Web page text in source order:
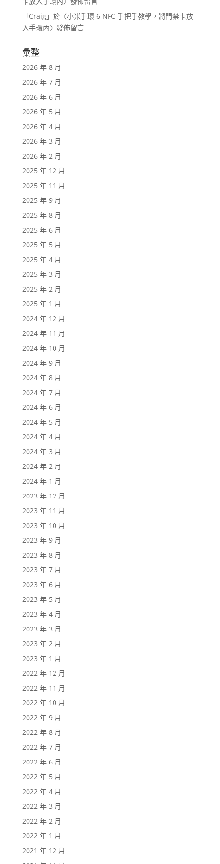
「Craig」於〈小米手環 6 NFC 手把手教學，將門禁卡放
入手環內〉發佈留言
彙整
2026 年 8 月
2026 年 7 月
2026 年 6 月
2026 年 5 月
2026 年 4 月
2026 年 3 月
2026 年 2 月
2025 年 12 月
2025 年 11 月
2025 年 9 月
2025 年 8 月
2025 年 6 月
2025 年 5 月
2025 年 4 月
2025 年 3 月
2025 年 2 月
2025 年 1 月
2024 年 12 月
2024 年 11 月
2024 年 10 月
2024 年 9 月
2024 年 8 月
2024 年 7 月
2024 年 6 月
2024 年 5 月
2024 年 4 月
2024 年 3 月
2024 年 2 月
2024 年 1 月
2023 年 12 月
2023 年 11 月
2023 年 10 月
2023 年 9 月
2023 年 8 月
2023 年 7 月
2023 年 6 月
2023 年 5 月
2023 年 4 月
2023 年 3 月
2023 年 2 月
2023 年 1 月
2022 年 12 月
2022 年 11 月
2022 年 10 月
2022 年 9 月
2022 年 8 月
2022 年 7 月
2022 年 6 月
2022 年 5 月
2022 年 4 月
2022 年 3 月
2022 年 2 月
2022 年 1 月
2021 年 12 月